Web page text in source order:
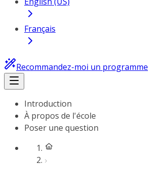
Français
Recommandez-moi un programme
Introduction
À propos de l'école
Poser une question